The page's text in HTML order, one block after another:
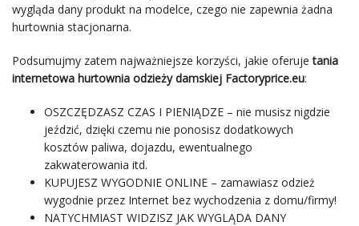
wygląda dany produkt na modelce, czego nie zapewnia żadna
hurtownia stacjonarna.
Podsumujmy zatem najważniejsze korzyści, jakie oferujetania
internetowa hurtownia odzieży damskiej Factoryprice.eu:
OSZCZĘDZASZ CZAS I PIENIĄDZE – nie musisz nigdzie
jeździć, dzięki czemu nie ponosisz dodatkowych
kosztów paliwa, dojazdu, ewentualnego
zakwaterowania itd.
KUPUJESZ WYGODNIE ONLINE – zamawiasz odzież
wygodnie przez Internet bez wychodzenia z domu/firmy!
NATYCHMIAST WIDZISZ JAK WYGLĄDA DANY